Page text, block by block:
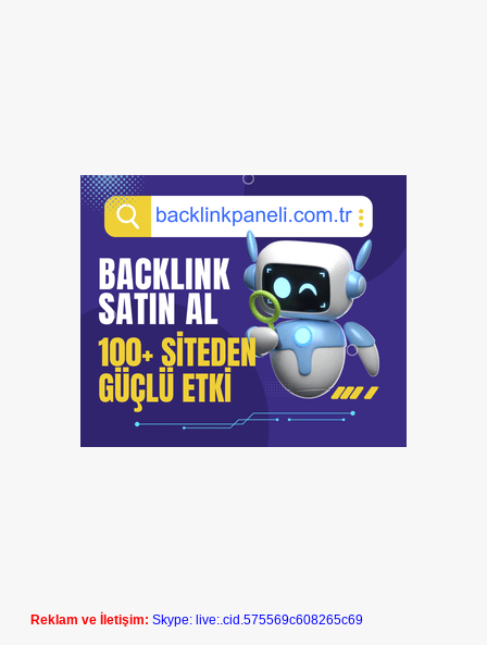
Reklam ve İletişim: Skype: live:.cid.575569c608265c69